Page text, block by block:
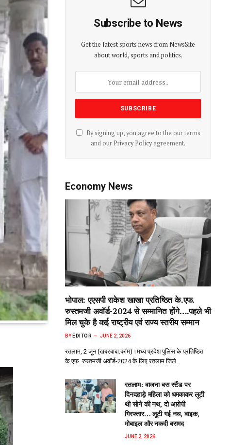
Subscribe to News
Get the latest sports news from NewsSite
about world, sports and politics.
By signing up, you agree to the our terms
and our Privacy Policyagreement.
Economy News
भोपाल: एएसपी राकेश‌ खाखा प्रतिष्ठित के.एफ.
रुस्तमजी अवॉर्ड-2024 से सम्मानित होंगे….पहले भी
मिल चुके है कई राष्ट्रीय एवं राज्य स्तरीय सम्मान
BY EDITOR JUNE 2, 2026
रतलाम, 2 जून (खबरबाबा.कॉम)।मध्य प्रदेश पुलिस के प्रतिष्ठित
के.एफ. रुस्तमजी अवॉर्ड-2024 के लिए रतलाम जिले…
रतलाम: बाजना बस स्टैंड पर
दिनदहाड़े महिला को धमकाकर लूटी
थी सोने की नथ, दो आरोपी
गिरफ्तार… लूटी गई नथ, बाइक,
मोबाइल और नकदी बरामद
JUNE 2, 2026